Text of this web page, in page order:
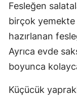
Fesleğen
birçok yemekte
hazırlanan
Ayrıca evde
boyunca
Küçücük